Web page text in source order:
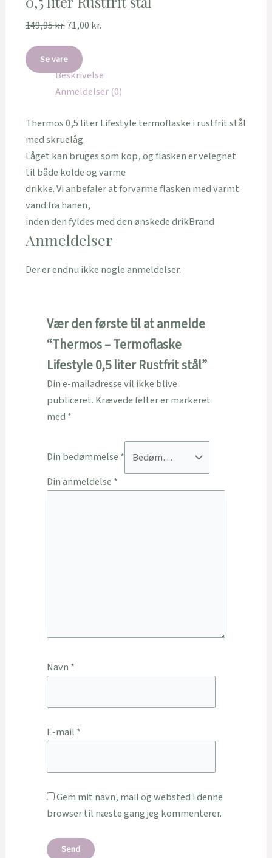
149,95kr.71,00 kr.
Se vare
Beskrivelse
Anmeldelser (0)
Thermos 0,5 liter Lifestyle termoflaske i rustfrit stål
med skruelåg.
Låget kan bruges som kop, og flasken er velegnet
til både kolde og varme
drikke. Vi anbefaler at forvarme flasken med varmt
vand fra hanen,
inden den fyldes med den ønskede drikBrand
Anmeldelser
Der er endnu ikke nogle anmeldelser.
Vær den første til at anmelde
“Thermos – Termoflaske
Lifestyle 0,5 liter Rustfrit stål”
Din e-mailadresse vil ikke blive
publiceret. Krævede felter er markeret
med *
Din bedømmelse *
Din anmeldelse *
Navn *
E-mail *
Gem mit navn, mail og websted i denne
browser til næste gang jeg kommenterer.